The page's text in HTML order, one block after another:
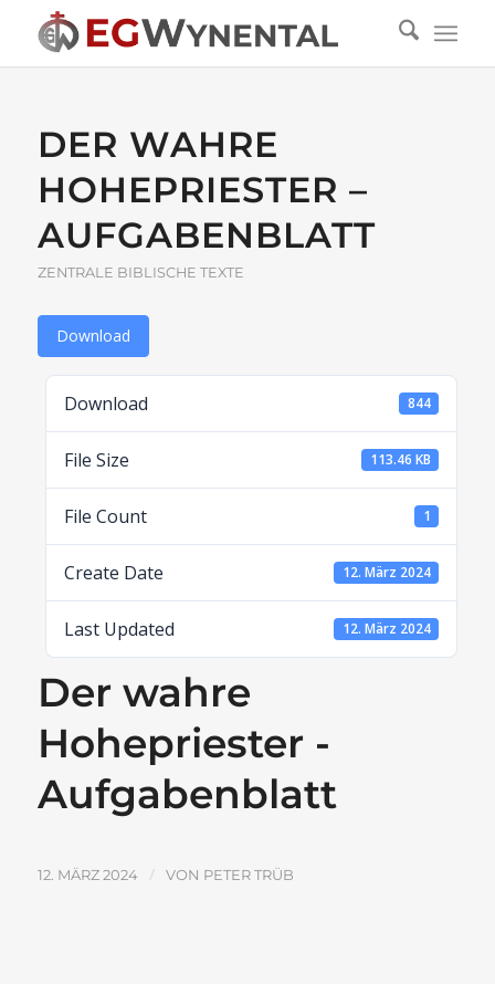
DER WAHRE
HOHEPRIESTER –
AUFGABENBLATT
ZENTRALE BIBLISCHE TEXTE
Download
Download 844
File Size 113.46 KB
File Count 1
Create Date 12. März 2024
Last Updated 12. März 2024
Der wahre
Hohepriester -
Aufgabenblatt
12. MÄRZ 2024 / VON PETER TRÜB